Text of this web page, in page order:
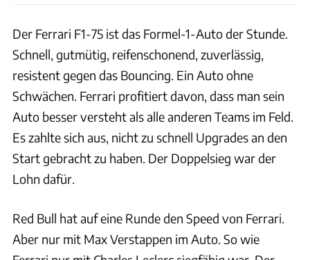
Der Ferrari F1-75 ist das Formel-1-Auto der Stunde.
Schnell, gutmütig, reifenschonend, zuverlässig,
resistent gegen das Bouncing. Ein Auto ohne
Schwächen. Ferrari profitiert davon, dass man sein
Auto besser versteht als alle anderen Teams im Feld.
Es zahlte sich aus, nicht zu schnell Upgrades an den
Start gebracht zu haben. Der Doppelsieg war der
Lohn dafür.
Red Bull hat auf eine Runde den Speed von Ferrari.
Aber nur mit Max Verstappen im Auto. So wie